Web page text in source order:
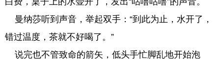
曼纳莎听到声音，举起双手：“到此为止，水开了，
错过温度，茶就不好喝了。”
说完也不管致命的箭矢，低头手忙脚乱地开始泡